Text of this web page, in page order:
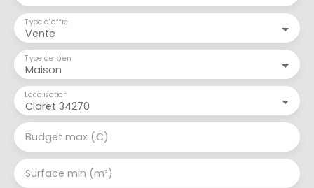
Vente
Type d'offre
Maison
Type de bien
Claret 34270
Localisation
Budget max (€)
Surface min (m²)